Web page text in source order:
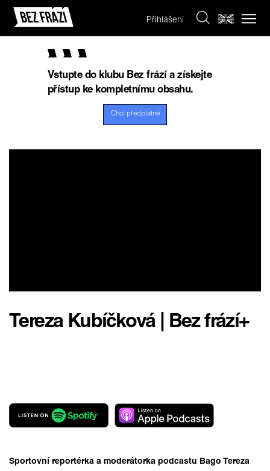
Přihlášení
Vstupte do klubu Bez frází a získejte
přístup ke kompletnímu obsahu.
Chci předplatné
Tereza Kubíčková | Bez frází+
Sportovní reportérka a moderátorka podcastu Bago Tereza